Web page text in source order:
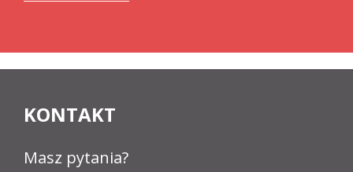
KONTAKT
Masz pytania?